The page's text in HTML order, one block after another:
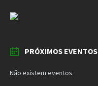
PRÓXIMOS EVENTOS
Não existem eventos